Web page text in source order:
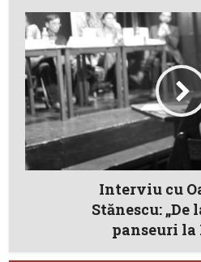
Interviu cu
Stănescu: „De
panseuri la